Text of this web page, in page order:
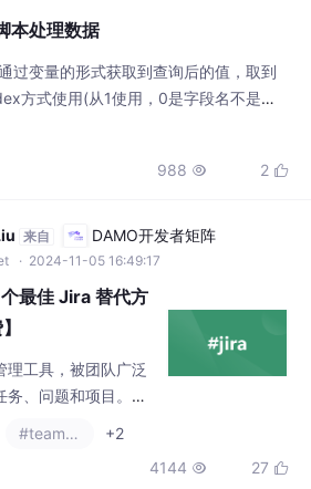
本处理数据
过变量的形式获取到查询后的值，取到
方式使用(从1使用，0是字段名不是值)-
。//获取变量 VAR1 的值。//设置请求结果
988  2 
来自 DAMO开发者矩阵
· 2024-11-05 16:49:17
最佳 Jira 替代方
工具，被团队广泛
务、问题和项目。打
Jira 的替代方案，
#teambition
+2
4144  27 